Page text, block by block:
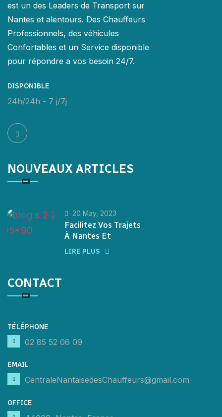
est un des Leaders de Transport sur
Nantes et alentours. Des Chauffeurs
Professionnels, des véhicules
Confortables et un Service disponible
pour répondre a vos besoin 24/7.
DISPONIBLE
24h/24h - 7 j/7j
NOUVEAUX ARTICLES
20 May, 2023
Facilitez Vos Trajets
À Nantes Et
LIRE PLUS
CONTACT
TÉLÉPHONE
02 85 52 06 09
EMAIL
CentraleNantaisedesChauffeurs@gmail.com
OFFICE